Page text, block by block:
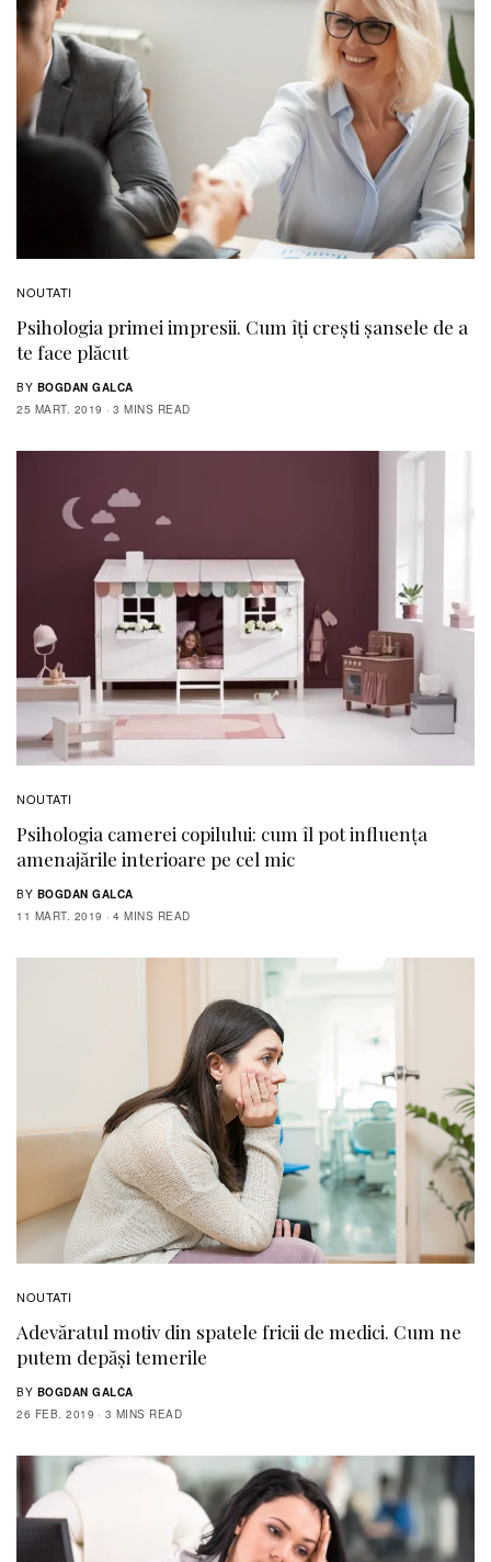
NOUTATI
Psihologia primei impresii. Cum îți crești șansele de a
te face plăcut
BY BOGDAN GALCA
25 MART. 2019
3 MINS READ
NOUTATI
Psihologia camerei copilului: cum îl pot influența
amenajările interioare pe cel mic
BY BOGDAN GALCA
11 MART. 2019
4 MINS READ
NOUTATI
Adevăratul motiv din spatele fricii de medici. Cum ne
putem depăși temerile
BY BOGDAN GALCA
26 FEB. 2019
3 MINS READ